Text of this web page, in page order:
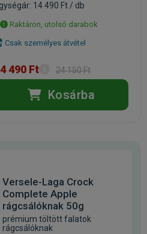
14 490 Ft / db
Raktáron, utolsó darabok
Csak személyes átvétel
490 Ft 24 150 Ft
Kosárba
Versele-Laga Crock
Complete Apple
rágcsálóknak 50g
prémium töltött falatok
rágcsálóknak